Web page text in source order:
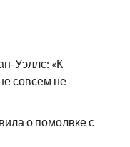
Уэллс: «К
совсем не
о помолвке с